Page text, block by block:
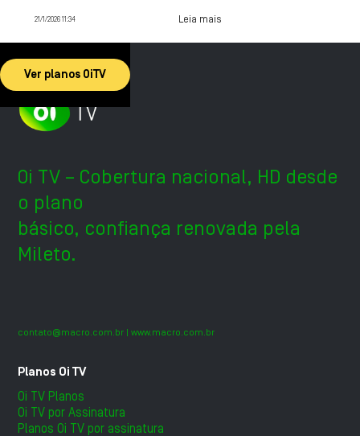
21/1/2026 11:34 Leia mais
Ver planos OiTV
Oi TV – Cobertura nacional, HD desde
o plano
básico, confiança renovada pela
Mileto.
contato@macro.com.br | www.macro.com.br
Planos Oi TV
Oi TV Planos
Oi TV por Assinatura
Planos Oi TV por assinatura